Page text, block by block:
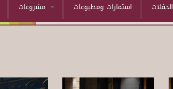
استمارات ومطبوعات الحفلات